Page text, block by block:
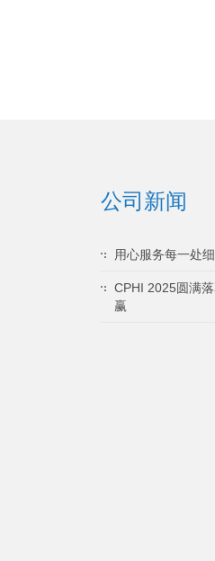
公司新闻
用心服务每一处
CPHI 2025圆满
赢